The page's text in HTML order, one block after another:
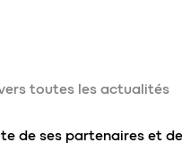
toutes les actualités
de ses partenaires et